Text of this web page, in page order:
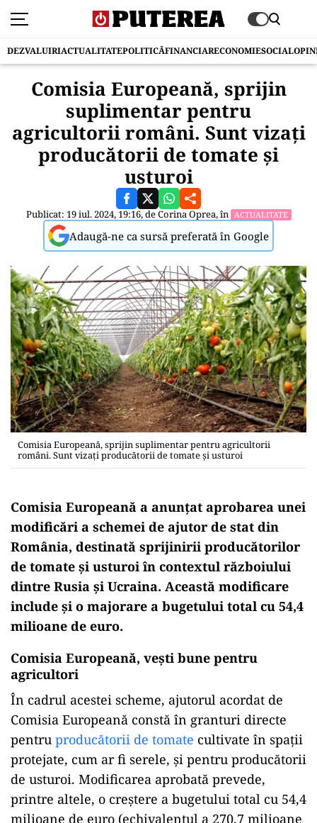
DEZVALUIRIACTUALITATEPOLITICĂFINANCIARECONOMIESOCIAL
Comisia Europeană, sprijin
suplimentar pentru
agricultorii români. Sunt vizați
producătorii de tomate și
usturoi
Publicat: 19 iul. 2024, 19:16, deCorina Oprea, în ACTUALITATE
Adaugă-ne ca sursă preferată în Google
Comisia Europeană, sprijin suplimentar pentru agricultorii
români. Sunt vizați producătorii de tomate și usturoi
Comisia Europeană a anunțat aprobarea unei
modificări a schemei de ajutor de stat din
România, destinată sprijinirii producătorilor
de tomate și usturoi în contextul războiului
dintre Rusia și Ucraina. Această modificare
include și o majorare a bugetului total cu 54,4
milioane de euro.
Comisia Europeană, vești bune pentru
agricultori
În cadrul acestei scheme, ajutorul acordat de
Comisia Europeană constă în granturi directe
pentru producătorii de tomate cultivate în spații
protejate, cum ar fi serele, și pentru producătorii
de usturoi. Modificarea aprobată prevede,
printre altele, o creștere a bugetului total cu 54,4
milioane de euro (echivalentul a 270,7 milioane